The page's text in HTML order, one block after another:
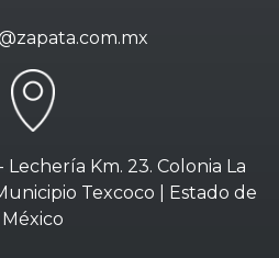
Lechería Km. 23. Colonia La
Texcoco | Estado de
México